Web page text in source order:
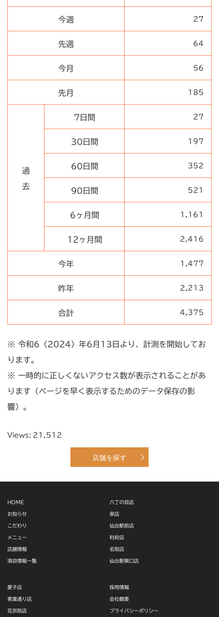
今週 27
先週 64
今月 56
先月 185
過
去
7日間 27
30日間 197
60日間 352
90日間 521
6ヶ月間 1,161
12ヶ月間 2,416
今年 1,477
昨年 2,213
合計 4,375
※ 令和6（2024）年6月13日より、計測を開始してお
ります。
※ 一時的に正しくないアクセス数が表示されることがあ
ります（ページを早く表示するためのデータ保存の影
響）。
Views: 21,512
店舗を探す
HOME
お知らせ
こだわり
メニュー
店舗情報
項目情報一覧
六丁の目店
泉店
仙台駅前店
利府店
名取店
仙台駅東口店
愛子店
青葉通り店
花京院店
採用情報
会社概要
プライバシーポリシー